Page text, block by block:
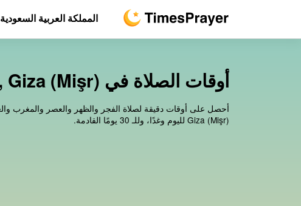
أوقات الصلاة في Omrania, Giza (Mişr)
Giza (Mişr) لليوم وغدًا، وللـ 30 يومًا القادمة.
المملكة العربية السعودية